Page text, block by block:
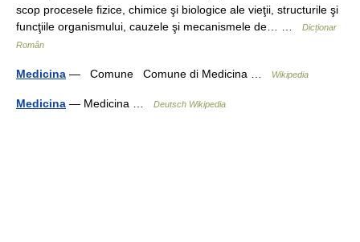
scop procesele fizice, chimice şi biologice ale vieţii, structurile şi
funcţiile organismului, cauzele şi mecanismele de… …
Dicționar
Român
Medicina — Comune Comune di Medicina … Wikipedia
Medicina — Medicina … Deutsch Wikipedia